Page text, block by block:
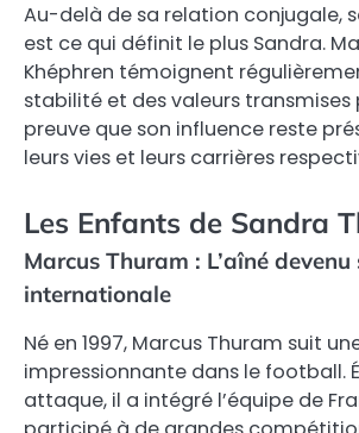
Au-delà de sa relation conjugale,
est ce qui définit le plus Sandra.
Khéphren témoignent
stabilité et des valeurs transmises
preuve que son influence reste
leurs vies et leurs carrières
Les Enfants de Sandra
Marcus Thuram : L’aîné
internationale
Né en 1997, Marcus Thuram suit
impressionnante dans le football.
attaque, il a intégré l’équipe de